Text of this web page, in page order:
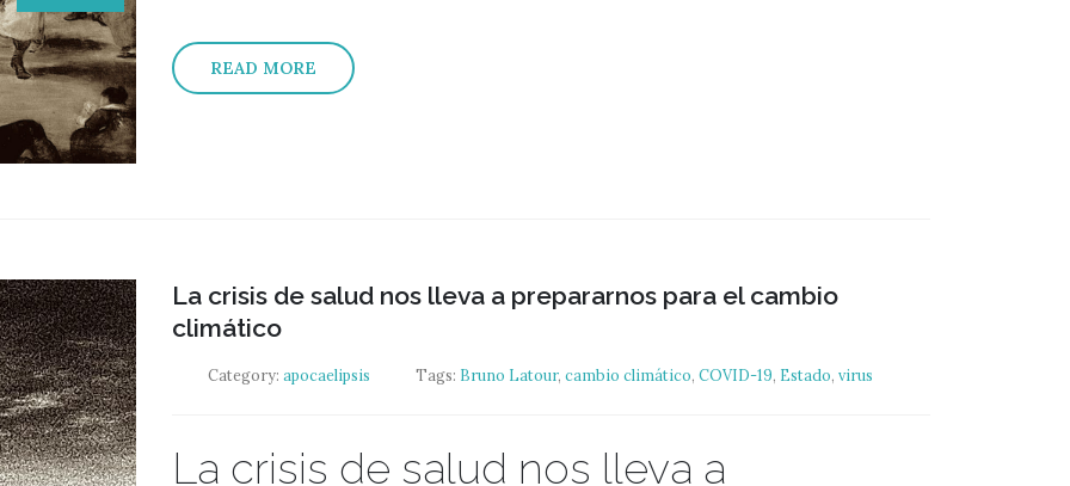
READ MORE
La crisis de salud nos lleva a prepararnos para el cambio
climático
Category: apocaelipsis Tags: Bruno Latour, cambio climático, COVID-19, Estado, virus
La crisis de salud nos lleva a